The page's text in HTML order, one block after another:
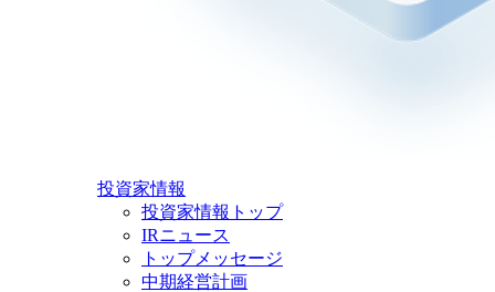
投資家情報
投資家情報トップ
IRニュース
トップメッセージ
中期経営計画